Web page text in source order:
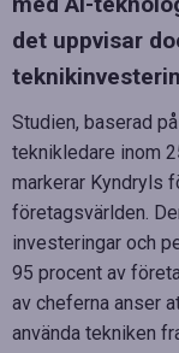
det uppvisar
Studien, baserad
teknikledare inom
markerar Kyndryls
företagsvärlden.
investeringar och
95 procent av
av cheferna anser
använda tekniken